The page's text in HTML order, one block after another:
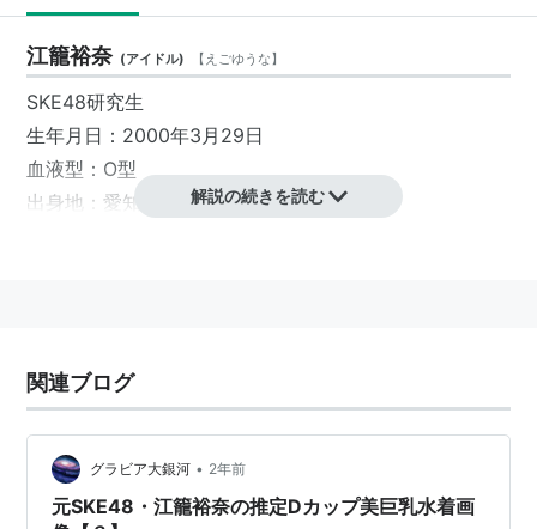
江籠裕奈 (アイドル) 【 えごゆうな】
SKE48研究生
生年月日：2000年3月29日
血液型：O型
出身地：愛知県
解説の続きを読む
関連ブログ
グラビア大銀河 • 2年前
元SKE48・江籠裕奈の推定Dカップ美巨乳水着画